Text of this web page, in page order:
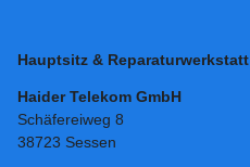
Hauptsitz & Reparaturwerkstatt
Haider Telekom GmbH
Schäfereiweg 8
38723 Sessen